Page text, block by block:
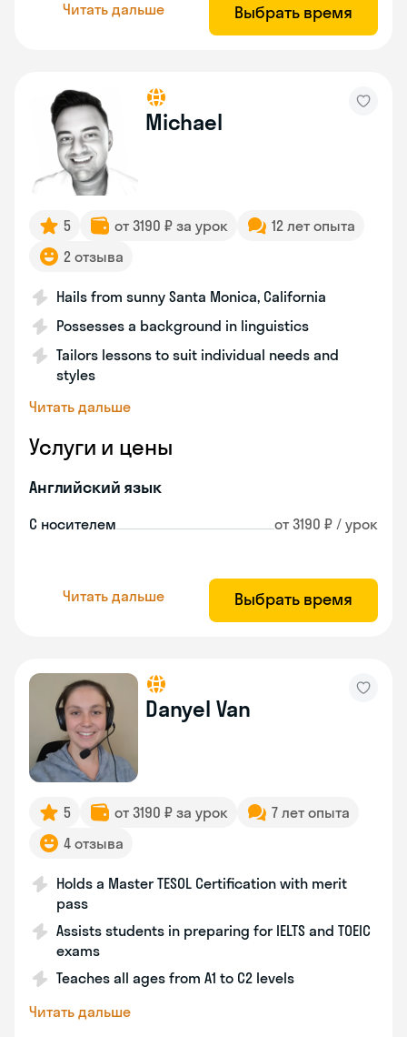
Читать дальше Выбрать время
Michael
5 от 3190 ₽ за урок
12 лет опыта
2 отзыва
Hails from sunny Santa Monica, California
Possesses a background in linguistics
Tailors lessons to suit individual needs and
styles
Читать дальше
Услуги и цены
Английский язык
С носителем от 3190 ₽ / урок
Читать дальше Выбрать время
Danyel Van
5 от 3190 ₽ за урок
7 лет опыта
4 отзыва
Holds a Master TESOL Certification with merit
pass
Assists students in preparing for IELTS and TOEIC
exams
Teaches all ages from A1 to C2 levels
Читать дальше